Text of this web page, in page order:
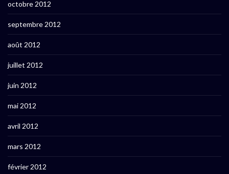
octobre 2012
septembre 2012
août 2012
juillet 2012
juin 2012
mai 2012
avril 2012
mars 2012
février 2012